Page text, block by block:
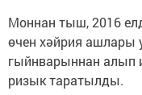
Моннан тыш, 2016
өчен хәйрия ашлары
гыйнварыннан алып
ризык таратылды.